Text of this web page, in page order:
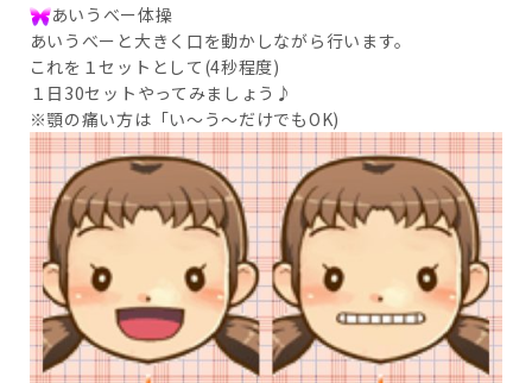
あいうべー体操
あいうべーと大きく口を動かしながら行います。
これを１セットとして(4秒程度)
１日30セットやってみましょう♪
※顎の痛い方は「い～う～だけでもOK)